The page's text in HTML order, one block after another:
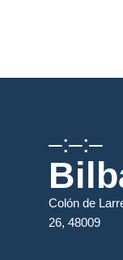
–:–:–
Colón de
26, 48009